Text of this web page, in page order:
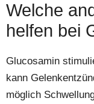
Welche
helfen bei
Glucosamin
kann
möglich